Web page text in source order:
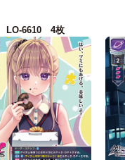
LO-6610 4枚